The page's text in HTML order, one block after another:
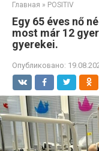
Главная » POSITIV
Egy 65 éves nő
most már 12
gyerekei.
Опубликовано: